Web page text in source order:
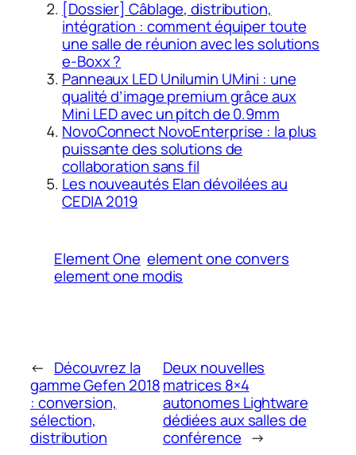
[Dossier] Câblage, distribution,
intégration : comment équiper toute
une salle de réunion avec les solutions
e-Boxx ?
Panneaux LED Unilumin UMini : une
qualité d’image premium grâce aux
Mini LED avec un pitch de 0.9mm
NovoConnect NovoEnterprise : la plus
puissante des solutions de
collaboration sans fil
Les nouveautés Elan dévoilées au
CEDIA 2019
Element One element one convers
element one modis
← Découvrez la
gamme Gefen 2018
: conversion,
sélection,
distribution
Deux nouvelles
matrices 8×4
autonomes Lightware
dédiées aux salles de
conférence →